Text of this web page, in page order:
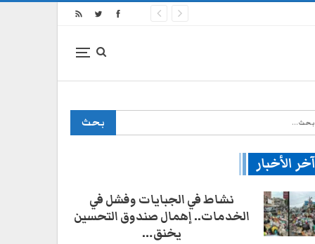
آخر الأخبار
نشاط في الجبايات وفشل في
الخدمات.. إهمال صندوق التحسين
يخنق…